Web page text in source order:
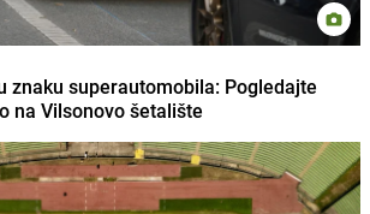
znaku superautomobila: Pogledajte
na Vilsonovo šetalište